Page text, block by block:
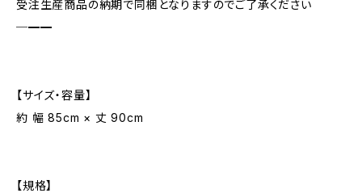
受注生産商品の納期で同梱となりますのでご了承ください
─━━
【サイズ・容量】
約 幅 85cm × 丈 90cm
【規格】